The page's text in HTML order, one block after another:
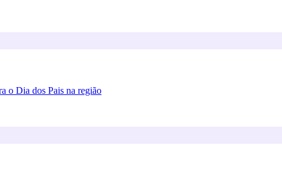
o Dia dos Pais na região